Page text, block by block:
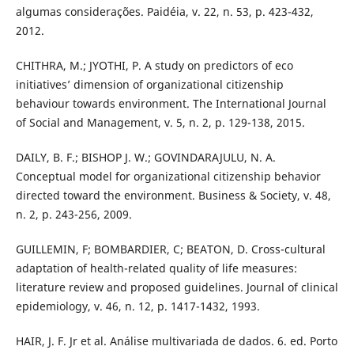
algumas considerações. Paidéia, v. 22, n. 53, p. 423-432,
2012.
CHITHRA, M.; JYOTHI, P. A study on predictors of eco
initiatives’ dimension of organizational citizenship
behaviour towards environment. The International Journal
of Social and Management, v. 5, n. 2, p. 129-138, 2015.
DAILY, B. F.; BISHOP J. W.; GOVINDARAJULU, N. A.
Conceptual model for organizational citizenship behavior
directed toward the environment. Business & Society, v. 48,
n. 2, p. 243-256, 2009.
GUILLEMIN, F; BOMBARDIER, C; BEATON, D. Cross-cultural
adaptation of health-related quality of life measures:
literature review and proposed guidelines. Journal of clinical
epidemiology, v. 46, n. 12, p. 1417-1432, 1993.
HAIR, J. F. Jr et al. Análise multivariada de dados. 6. ed. Porto